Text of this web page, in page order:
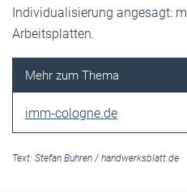
Individualisierung angesagt:
Arbeitsplatten.
imm-cologne.de
Text: Stefan Buhren / handwerksblatt.de